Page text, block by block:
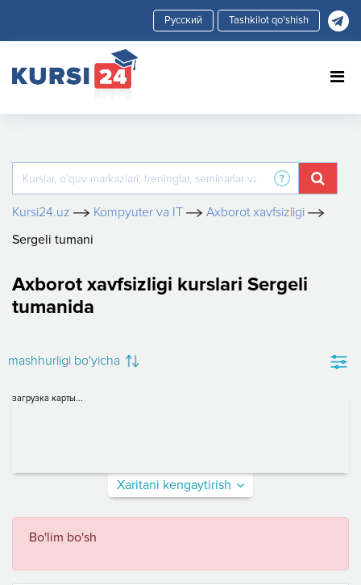
Tashkilot qo'shish
Kursi24.uz Kompyuter va IT
Axborot xavfsizligi
Sergeli tumani
Axborot xavfsizligi kurslari Sergeli
tumanida
mashhurligi bo'yicha
загрузка карты...
Xaritani kengaytirish
Bo'lim bo'sh